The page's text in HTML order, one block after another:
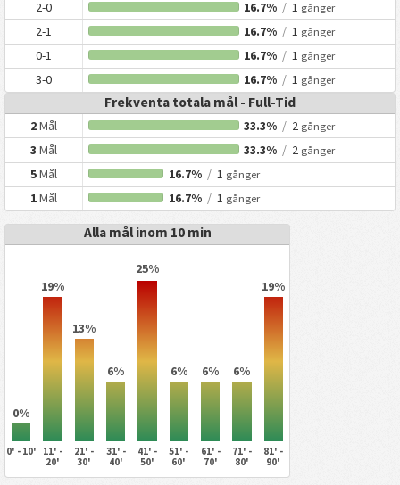
2-0 16.7% / 1 gånger
2-1 16.7% / 1 gånger
0-1 16.7% / 1 gånger
3-0 16.7% / 1 gånger
Frekventa totala mål - Full-Tid
2Mål 33.3% / 2 gånger
3Mål 33.3% / 2 gånger
5Mål 16.7% /1 gånger
1Mål 16.7% /1 gånger
Alla mål inom 10 min
0%
19%
13%
6%
25%
6% 6% 6%
19%
0' - 10'
11' -
20'
21' -
30'
31' -
40'
41' -
50'
51' -
60'
61' -
70'
71' -
80'
81' -
90'